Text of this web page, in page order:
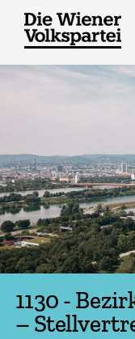
Inhalt
springen
1130 -
–